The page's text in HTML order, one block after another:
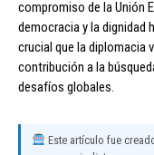
compromiso de la Unión
democracia y la dignidad
crucial que la diplomacia
contribución a la
desafíos globales.
Este artículo fue